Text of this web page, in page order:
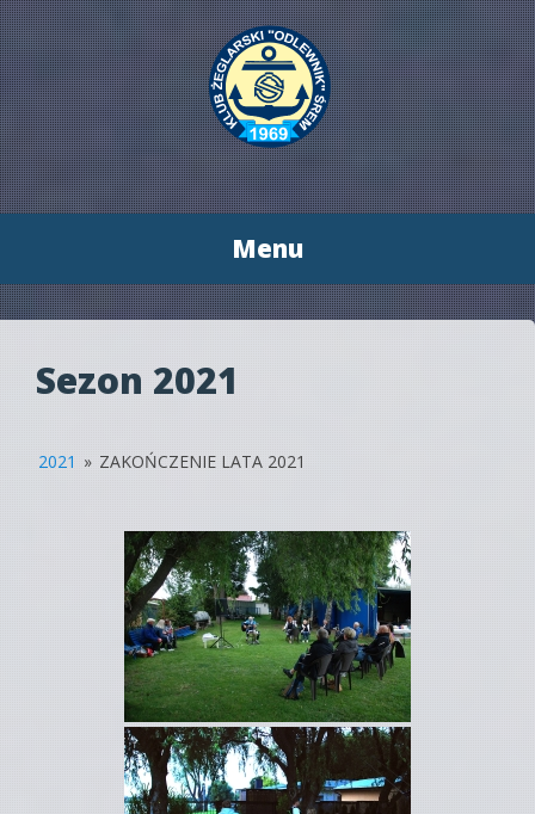
Menu
Przeskocz
do
Sezon 2021
2021 » ZAKOŃCZENIE LATA 2021